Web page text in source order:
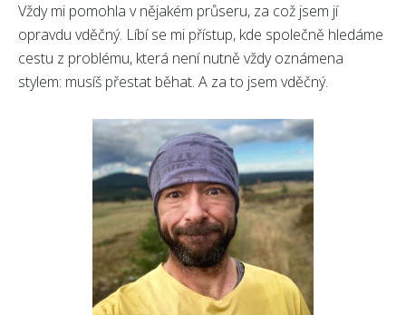
Vždy mi pomohla v nějakém průseru, za což jsem jí
opravdu vděčný. Líbí se mi přístup, kde společně hledáme
cestu z problému, která není nutně vždy oznámena
stylem: musíš přestat běhat. A za to jsem vděčný.